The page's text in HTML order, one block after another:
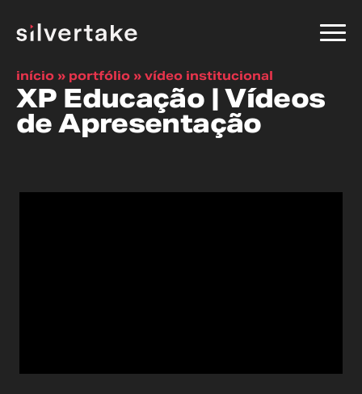
início » portfólio » vídeo institucional
XP Educação | Vídeos
de Apresentação